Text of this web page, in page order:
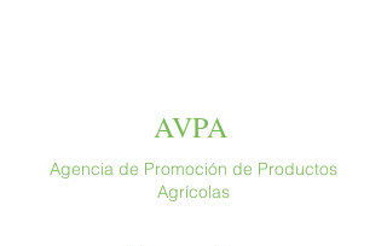
AVPA
Agencia de Promoción de Productos
Agrícolas